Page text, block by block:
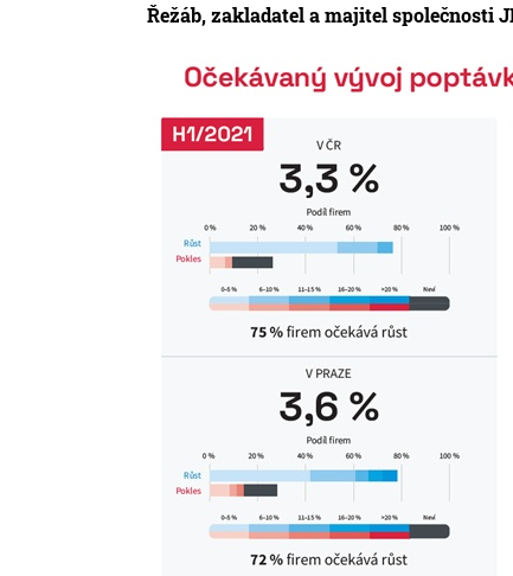
Řežáb, zakladatel a majitel společnosti